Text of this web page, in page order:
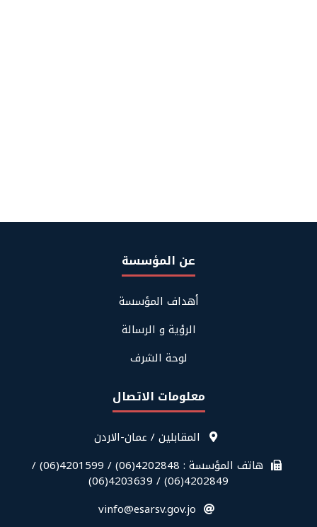
عن المؤسسة
أهداف المؤسسة
الرؤية و الرسالة
لوحة الشرف
معلومات الاتصال
الاتصال
المقابلين / عمان-الاردن
هاتف المؤسسة : 4202848(06) / 4201599(06) /
4202849(06) / 4203639(06)
vinfo@esarsv.gov.jo